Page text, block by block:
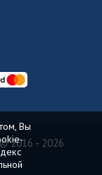
2016 - 2026
Вы